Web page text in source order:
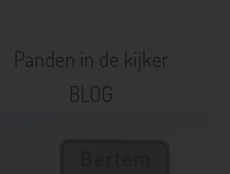
Panden in de kijker
BLOG